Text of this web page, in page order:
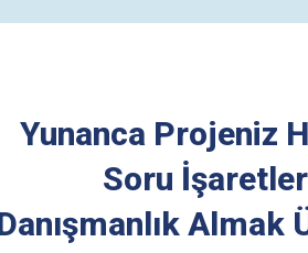
Yunanca Projeniz
Soru
Almak